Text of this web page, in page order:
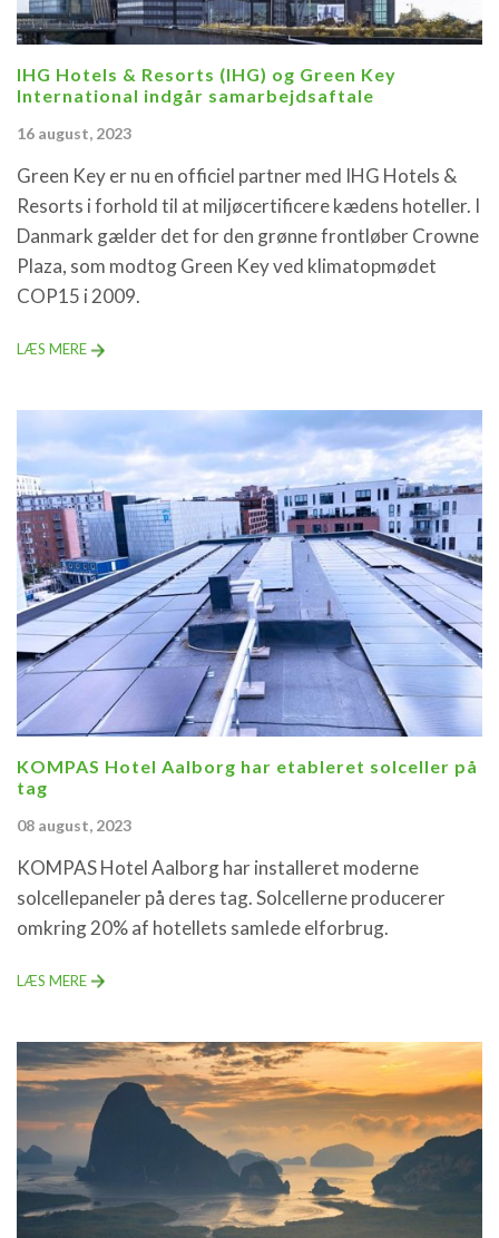
IHG Hotels & Resorts (IHG) og Green Key
International indgår samarbejdsaftale
16 august, 2023
Green Key er nu en officiel partner med IHG Hotels &
Resorts i forhold til at miljøcertificere kædens hoteller. I
Danmark gælder det for den grønne frontløber Crowne
Plaza, som modtog Green Key ved klimatopmødet
COP15 i 2009.
LÆS MERE
KOMPAS Hotel Aalborg har etableret solceller på
tag
08 august, 2023
KOMPAS Hotel Aalborg har installeret moderne
solcellepaneler på deres tag. Solcellerne producerer
omkring 20% af hotellets samlede elforbrug.
LÆS MERE